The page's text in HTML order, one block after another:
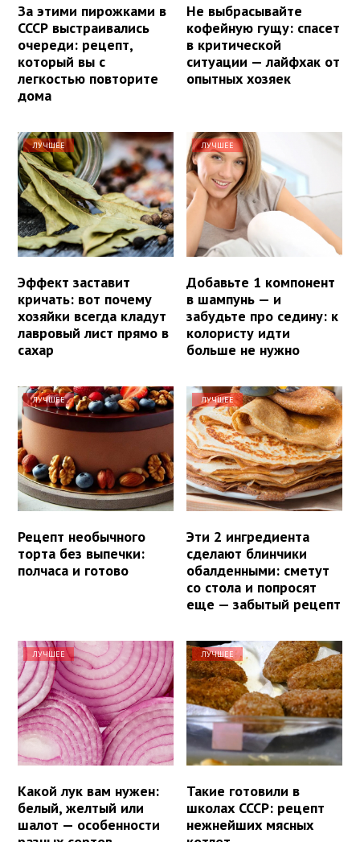
За этими пирожками в
СССР выстраивались
очереди: рецепт,
который вы с
легкостью повторите
дома
Не выбрасывайте
кофейную гущу: спасет
в критической
ситуации — лайфхак от
опытных хозяек
ЛУЧШЕЕ
Эффект заставит
кричать: вот почему
хозяйки всегда кладут
лавровый лист прямо в
сахар
ЛУЧШЕЕ
Добавьте 1 компонент
в шампунь — и
забудьте про седину: к
колористу идти
больше не нужно
ЛУЧШЕЕ
Рецепт необычного
торта без выпечки:
полчаса и готово
ЛУЧШЕЕ
Эти 2 ингредиента
сделают блинчики
обалденными: сметут
со стола и попросят
еще — забытый рецепт
ЛУЧШЕЕ
Какой лук вам нужен:
белый, желтый или
шалот — особенности
ЛУЧШЕЕ
Такие готовили в
школах СССР: рецепт
нежнейших мясных